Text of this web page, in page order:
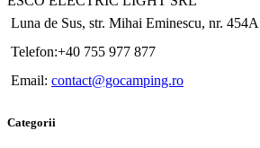
Luna de Sus, str. Mihai Eminescu, nr. 454A
Telefon:+40 755 977 877
Email: contact@gocamping.ro
Categorii